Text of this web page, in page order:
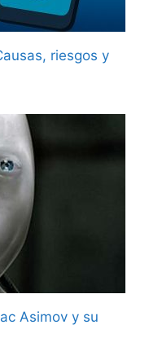
riesgos y
Asimov y su